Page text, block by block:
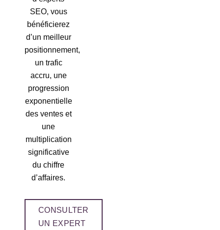
SEO, vous
bénéficierez
d’un meilleur
positionnement,
un trafic
accru, une
progression
exponentielle
des ventes et
une
multiplication
significative
du chiffre
d’affaires.
CONSULTER
UN EXPERT